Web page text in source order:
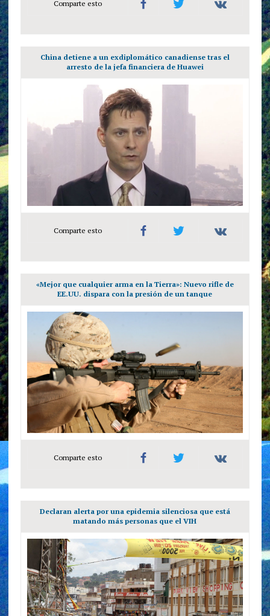
Comparte esto
China detiene a un exdiplomático canadiense tras el
arresto de la jefa financiera de Huawei
Comparte esto
«Mejor que cualquier arma en la Tierra»: Nuevo rifle de
EE.UU. dispara con la presión de un tanque
Comparte esto
Declaran alerta por una epidemia silenciosa que está
matando más personas que el VIH